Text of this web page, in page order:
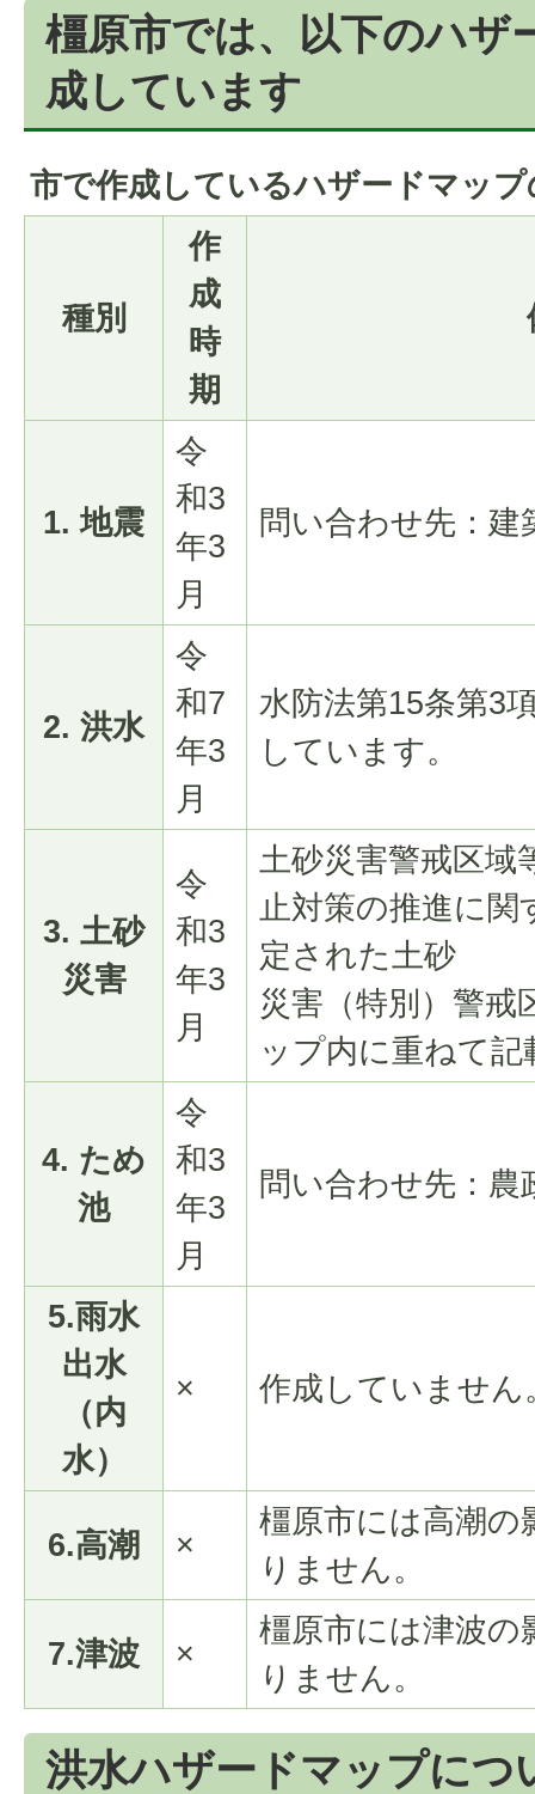
橿原市では、以下のハザ
成しています
市で作成しているハザードマップ
種別
作
成
時
期
1. 地震
令
和3
年3
月
問い合わせ先：建
2. 洪水
令
和7
年3
月
水防法第15条第3
しています。
3. 土砂
災害
令
和3
年3
月
土砂災害警戒区域
止対策の推進に
定された土砂
災害（特別）警戒
ップ内に重ねて
4. ため
池
令
和3
年3
月
問い合わせ先：農
5.雨水
出水
（内
水）
× 作成していません
6.高潮 ×
橿原市には高潮の
りません。
7.津波 ×
橿原市には津波の
りません。
洪水ハザードマップにつ